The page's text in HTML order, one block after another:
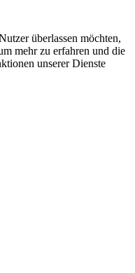
überlassen möchten,
mehr zu erfahren und die
unserer Dienste